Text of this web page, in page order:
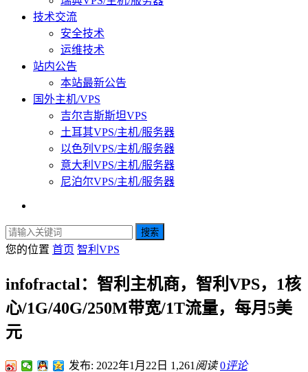
技术交流
安全技术
运维技术
站内公告
本站最新公告
国外主机/VPS
吉尔吉斯斯坦VPS
土耳其VPS/主机/服务器
以色列VPS/主机/服务器
意大利VPS/主机/服务器
尼泊尔VPS/主机/服务器
搜索
您的位置 首页 智利VPS
infofractal：智利主机商，智利VPS，1核
心/1G/40G/250M带宽/1T流量，每月5美
元
发布: 2022年1月22日 1,261 阅读 0评论